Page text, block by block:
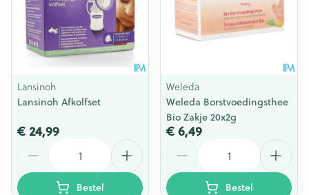
Lansinoh
Lansinoh Afkolfset
€ 24,99
Bestel
Weleda
Weleda Borstvoedingsthee
Bio Zakje 20x2g
€ 6,49
Bestel